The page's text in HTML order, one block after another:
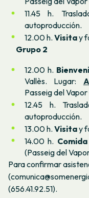
11.45 h.
autoproducción.
12.00 h. Visitay
Grupo 2
12.00 h.
Vallès. Lugar:
Passeig del
12.45 h.
autoproducción.
13.00 h. Visitay
14.00 h. Comida
(Passeig del
Para confirmar
(656.41.92.51).